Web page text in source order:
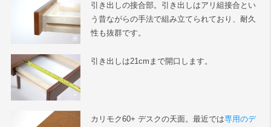
引き出しの接合部。引き出しはアリ組接合とい
う昔ながらの手法で組み立てられており、耐久
性も抜群です。
引き出しは21cmまで開口します。
カリモク60+ デスクの天面。最近では専用のデ